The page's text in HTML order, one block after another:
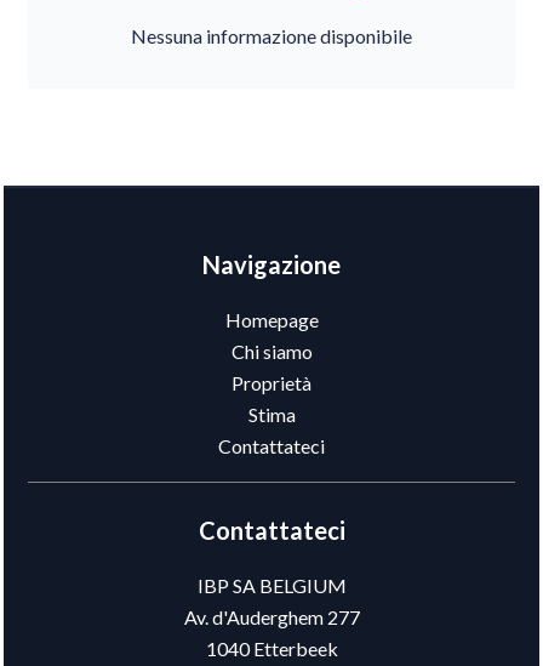
Nessuna informazione disponibile
Navigazione
Homepage
Chi siamo
Proprietà
Stima
Contattateci
Contattateci
IBP SA BELGIUM
Av. d'Auderghem 277
1040Etterbeek